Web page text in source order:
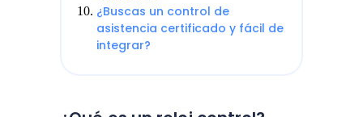
¿Buscas un control de
asistencia certificado y fácil de
integrar?